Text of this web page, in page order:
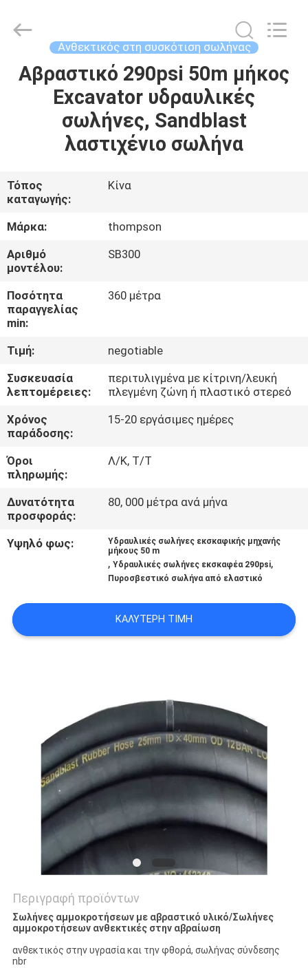
ΣΠΊΤΙ
ΠΡΟΪΌΝΤΑ
ΕΜΕΊΣ
ΓΎΡΟΣ
ΕΡΓΟΣΤΑΣΊΩΝ
ΠΟΙΟΤΙΚΌΣ
ΈΛΕΓΧΟΣ
ΜΑΣ
ΕΛΆΤΕ
ΣΕ
ΕΠΑΦΉ
ΜΕ
ΕΙΔΉΣΕΙΣ
ΖΗΤΉΣΤΕ
SITEMAP
Technology
(Hebei)
Rights
Reserved.
Ανθεκτικός στη συσκότιση σωλήνας
Αβραστικό 290psi 50m μήκος
Excavator υδραυλικές
σωλήνες, Sandblast
λαστιχένιο σωλήνα
Τόπος
καταγωγής:
Κίνα
Μάρκα:
thompson
Αριθμό
μοντέλου:
SB300
Ποσότητα
παραγγελίας
min:
360 μέτρα
Τιμή:
negotiable
Συσκευασία
λεπτομέρειες:
περιτυλιγμένα με κίτρινη/λευκή
πλεγμένη ζώνη ή πλαστικό στερεό
Χρόνος
παράδοσης:
15-20 εργάσιμες ημέρες
Όροι
πληρωμής:
Λ/Κ, Τ/Τ
Δυνατότητα
προσφοράς:
80, 000 μέτρα ανά μήνα
Υψηλό φως:
Υδραυλικές σωλήνες εκσκαφικής μηχανής
μήκους 50 m
,Υδραυλικές σωλήνες εκσκαφέα 290psi,
Πυροσβεστικό σωλήνα από ελαστικό
ΚΑΛΎΤΕΡΗ ΤΙΜΉ
Περιγραφή προϊόντων
Σωλήνες αμμοκροτήσεων με αβραστικό υλικό/Σωλήνες
αμμοκροτήσεων ανθεκτικές στην αβραίωση
ανθεκτικός στην υγρασία και την φθορά, σωλήνας σύνδεσης
nbr